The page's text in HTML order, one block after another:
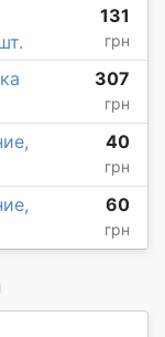
131
грн
307
грн
40
грн
60
грн